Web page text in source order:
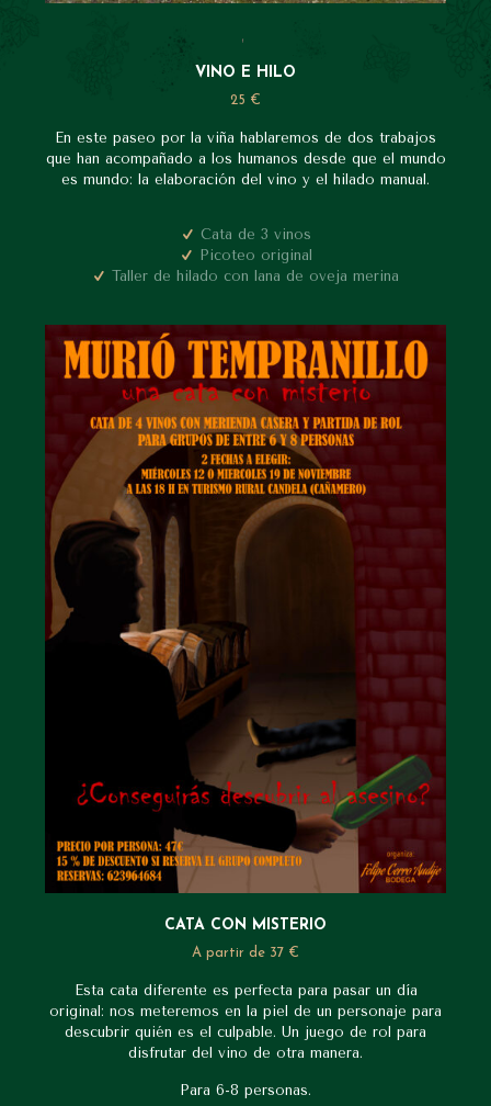
,
VINO E HILO
25 €
En este paseo por la viña hablaremos de dos trabajos
que han acompañado a los humanos desde que el mundo
es mundo: la elaboración del vino y el hilado manual.
Cata de 3 vinos
Picoteo original
Taller de hilado con lana de oveja merina
CATA CON MISTERIO
A partir de 37 €
Esta cata diferente es perfecta para pasar un día
original: nos meteremos en la piel de un personaje para
descubrir quién es el culpable. Un juego de rol para
disfrutar del vino de otra manera.
Para 6-8 personas.